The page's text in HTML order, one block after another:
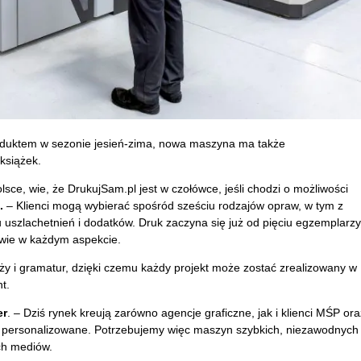
w sezonie jesień-zima, nowa maszyna ma także
wie, że DrukujSam.pl jest w czołówce, jeśli chodzi o możliwości
– Klienci mogą wybierać spośród sześciu rodzajów opraw, w tym z
i dodatków. Druk zaczyna się już od pięciu
w każdym aspekcie.
i gramatur, dzięki czemu każdy projekt może zostać zrealizowany w
. – Dziś rynek kreują zarówno agencje graficzne, jak i klienci MŚP
Potrzebujemy więc maszyn szybkich, niezawodnych
mediów.